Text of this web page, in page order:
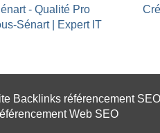
- Qualité Pro
Sénart | Expert IT
Backlinks référencement SEO
Web SEO